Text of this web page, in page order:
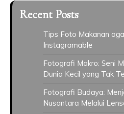
Recent Posts
Tips Foto Makanan
Instagramable
Fotografi Makro: Seni
Dunia Kecil yang Tak
Fotografi Budaya:
Nusantara Melalui